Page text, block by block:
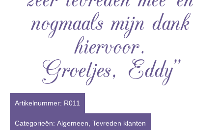
nogmaals mijn dank
hiervoor.
Groetjes, Eddy”
Artikelnummer: R011
Categorieën: Algemeen Tevreden klanten